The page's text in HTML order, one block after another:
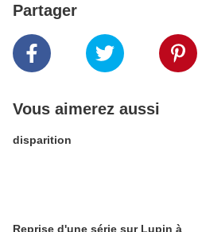
Partager
Vous aimerez aussi
disparition
Reprise d'une série sur Lupin à